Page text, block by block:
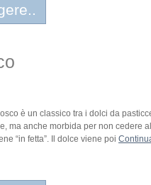
è un classico tra i dolci da
ma anche morbida per non cedere
“in fetta”. Il dolce viene poi